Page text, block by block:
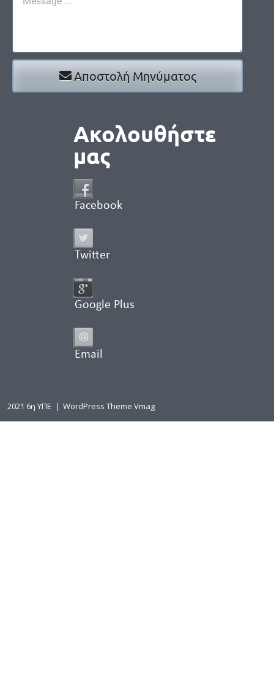
Αποστολή Μηνύματος
Ακολουθήστε
μας
Facebook
Twitter
Google Plus
Email
2021 6η ΥΠΕ | WordPress Theme Vmag